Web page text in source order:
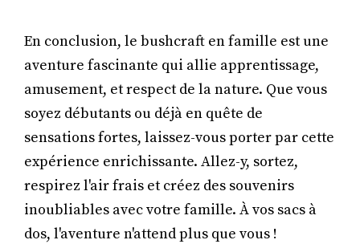
En conclusion, le bushcraft en famille est une
aventure fascinante qui allie apprentissage,
amusement, et respect de la nature. Que vous
soyez débutants ou déjà en quête de
sensations fortes, laissez-vous porter par cette
expérience enrichissante. Allez-y, sortez,
respirez l'air frais et créez des souvenirs
inoubliables avec votre famille. À vos sacs à
dos, l'aventure n'attend plus que vous !